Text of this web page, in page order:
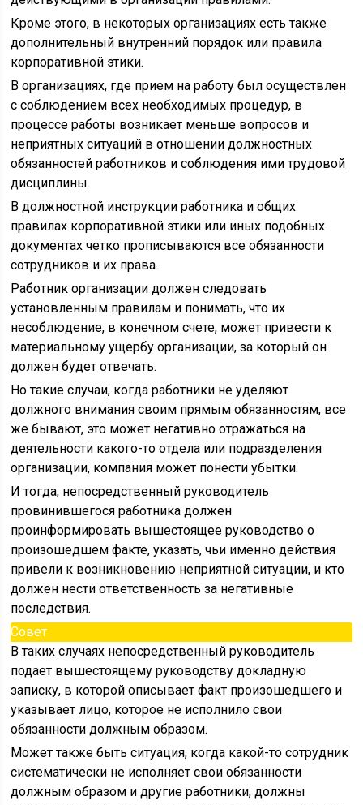
Кроме этого, в некоторых организациях есть также
дополнительный внутренний порядок или правила
корпоративной этики.
В организациях, где прием на работу был осуществлен
с соблюдением всех необходимых процедур, в
процессе работы возникает меньше вопросов и
неприятных ситуаций в отношении должностных
обязанностей работников и соблюдения ими трудовой
дисциплины.
В должностной инструкции работника и общих
правилах корпоративной этики или иных подобных
документах четко прописываются все обязанности
сотрудников и их права.
Работник организации должен следовать
установленным правилам и понимать, что их
несоблюдение, в конечном счете, может привести к
материальному ущербу организации, за который он
должен будет отвечать.
Но такие случаи, когда работники не уделяют
должного внимания своим прямым обязанностям, все
же бывают, это может негативно отражаться на
деятельности какого-то отдела или подразделения
организации, компания может понести убытки.
И тогда, непосредственный руководитель
провинившегося работника должен
проинформировать вышестоящее руководство о
произошедшем факте, указать, чьи именно действия
привели к возникновению неприятной ситуации, и кто
должен нести ответственность за негативные
последствия.
Совет
В таких случаях непосредственный руководитель
подает вышестоящему руководству докладную
записку, в которой описывает факт произошедшего и
указывает лицо, которое не исполнило свои
обязанности должным образом.
Может также быть ситуация, когда какой-то сотрудник
систематически не исполняет свои обязанности
должным образом и другие работники, должны